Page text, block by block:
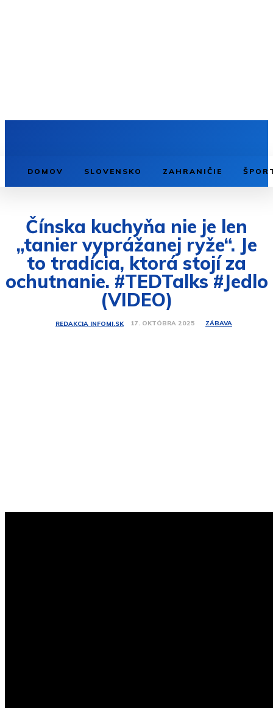
DOMOV SLOVENSKO ZAHRANIČIE
Čínska kuchyňa nie je len
„tanier vyprážanej ryže“. Je
to tradícia, ktorá stojí za
ochutnanie. #TEDTalks #Jedlo
(VIDEO)
REDAKCIA INFOMI.SK 17. OKTÓBRA 2025 ZÁBAVA